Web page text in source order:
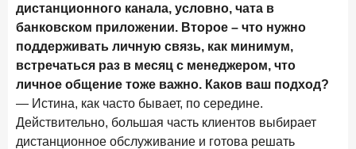
дистанционного канала, условно, чата в
банковском приложении. Второе – что нужно
поддерживать личную связь, как минимум,
встречаться раз в месяц с менеджером, что
личное общение тоже важно. Каков ваш подход?
— Истина, как часто бывает, по середине.
Действительно, большая часть клиентов выбирает
дистанционное обслуживание и готова решать